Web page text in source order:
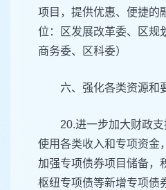
项目，提供优惠、便捷的
位：区发展改革委、区规
商务委、区科委）
六、强化各类资源和
20.进一步加大财政
使用各类收入和专项资金
加强专项债券项目储备，
枢纽专项债等新增专项债